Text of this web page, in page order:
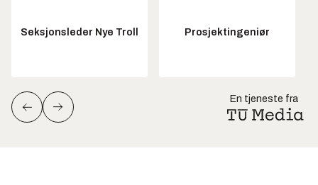
Seksjonsleder Nye Troll Prosjektingeniør
En tjeneste fra